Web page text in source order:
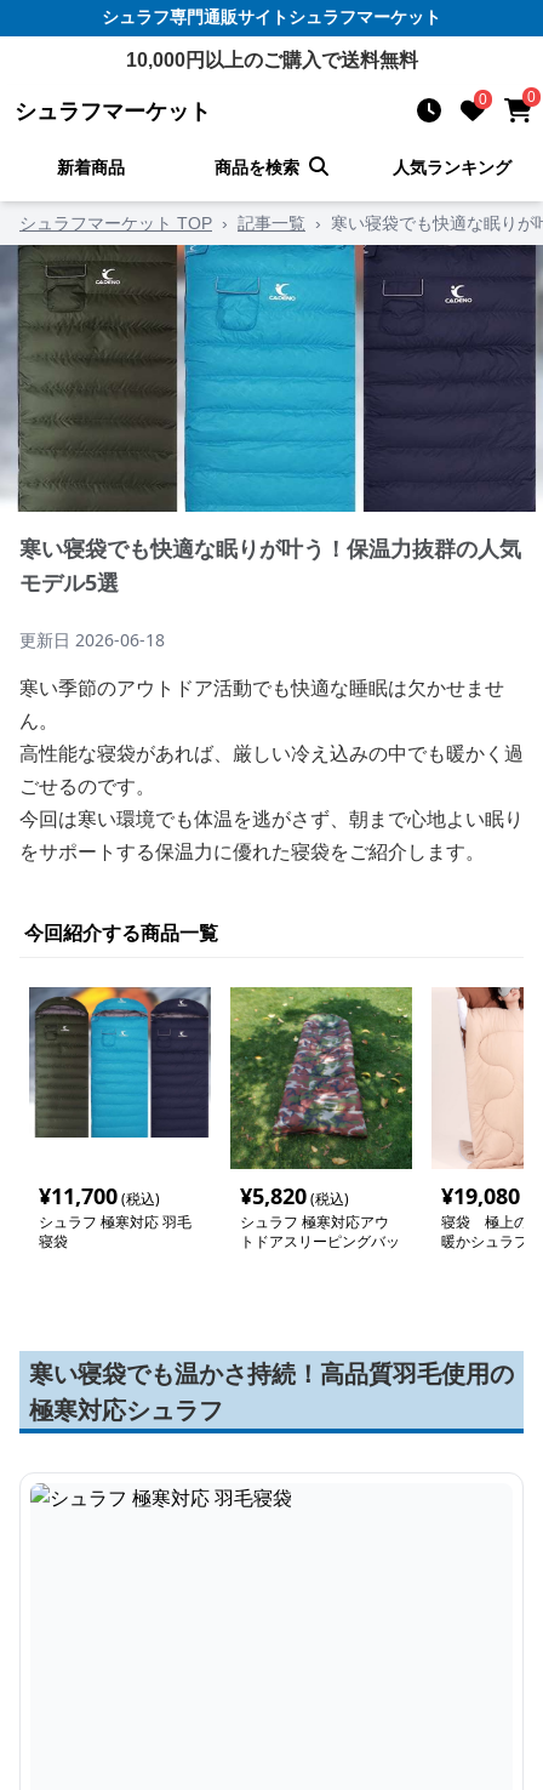
シュラフ専門通販サイトシュラフマーケット
10,000円以上のご購入で送料無料
シュラフマーケット 0 0
新着商品 商品を検索 人気ランキング
シュラフマーケット TOP › 記事一覧 › 寒い寝袋でも快適な眠り
寒い寝袋でも快適な眠りが叶う！保温力抜群の人気
モデル5選
更新日 2026-06-18
寒い季節のアウトドア活動でも快適な睡眠は欠かせませ
ん。
高性能な寝袋があれば、厳しい冷え込みの中でも暖かく過
ごせるのです。
今回は寒い環境でも体温を逃がさず、朝まで心地よい眠り
をサポートする保温力に優れた寝袋をご紹介します。
今回紹介する商品一覧
¥11,700(税込)
シュラフ 極寒対応 羽毛
寝袋
¥5,820(税込)
シュラフ 極寒対応アウ
トドアスリーピングバッ
¥19,080
寝袋 極上の
暖かシュラフ
寒い寝袋でも温かさ持続！高品質羽毛使用の
極寒対応シュラフ